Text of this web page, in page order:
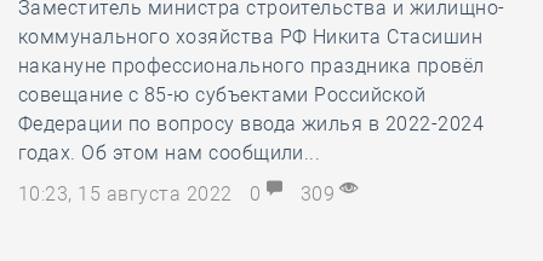
Заместитель министра строительства и жилищно-
коммунального хозяйства РФ Никита Стасишин
накануне профессионального праздника провёл
совещание с 85-ю субъектами Российской
Федерации по вопросу ввода жилья в 2022-2024
годах. Об этом нам сообщили...
10:23, 15 августа 2022
0 309